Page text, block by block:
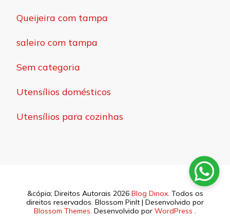
Queijeira com tampa
saleiro com tampa
Sem categoria
Utensílios domésticos
Utensílios para cozinhas
&cópia; Direitos Autorais 2026 Blog Dinox. Todos os
direitos reservados. Blossom PinIt | Desenvolvido por
Blossom Themes. Desenvolvido por WordPress .